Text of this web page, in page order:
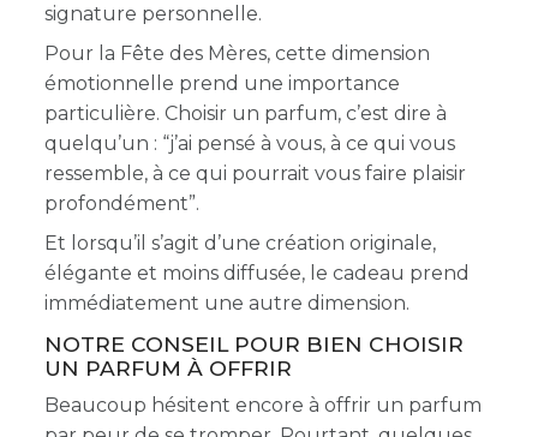
signature personnelle.
Pour la Fête des Mères, cette dimension
émotionnelle prend une importance
particulière. Choisir un parfum, c’est dire à
quelqu’un : “j’ai pensé à vous, à ce qui vous
ressemble, à ce qui pourrait vous faire plaisir
profondément”.
Et lorsqu’il s’agit d’une création originale,
élégante et moins diffusée, le cadeau prend
immédiatement une autre dimension.
NOTRE CONSEIL POUR BIEN CHOISIR
UN PARFUM À OFFRIR
Beaucoup hésitent encore à offrir un parfum